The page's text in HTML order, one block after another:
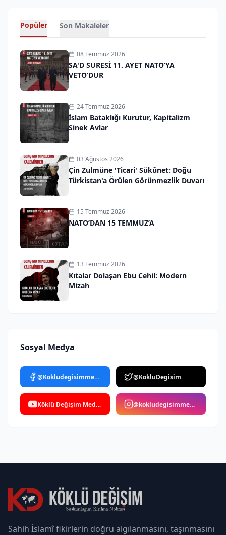
Popüler Son Makaleler
08 Temmuz 2026
SA'D SURESİ 11. AYET NATO’YA
VETO’DUR
24 Temmuz 2026
İslam Bataklığı Kurutur, Kapitalizm
Sinek Avlar
03 Ağustos 2026
Çin Zulmüne 'Ticari' Sükûnet: Doğu
Türkistan'a Örülen Görünmezlik Duvarı
15 Temmuz 2026
NATO’DAN 15 TEMMUZ’A
13 Temmuz 2026
Kıtalar Dolaşan Ebu Cehil: Modern
Mizah
Sosyal Medya
@Kokludegisimmedya @KokluDegisim
Köklü Değişim Medya @kokludegisimmedya
Sahih İslamî fikirlerin doğru algılanmasını, taşınmasını